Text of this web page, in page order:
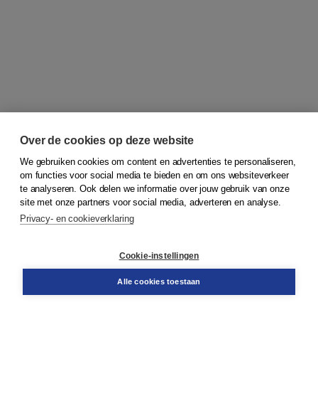
© 2026Koninklijke Boom uitgevers
Bestellen
Over de cookies op deze website
We gebruiken cookies om content en advertenties te personaliseren,
om functies voor social media te bieden en om ons websiteverkeer
te analyseren. Ook delen we informatie over jouw gebruik van onze
site met onze partners voor social media, adverteren en analyse.
Privacy- en cookieverklaring
Cookie-instellingen
Alle cookies toestaan